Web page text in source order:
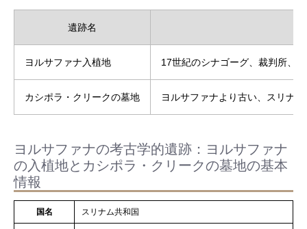
遺跡名
ヨルサファナ入植地 17世紀のシナゴーグ、裁判所、
カシポラ・クリークの墓地 ヨルサファナより古い、スリナ
ヨルサファナの考古学的遺跡：ヨルサファナ
の入植地とカシポラ・クリークの墓地の基本
情報
国名 スリナム共和国